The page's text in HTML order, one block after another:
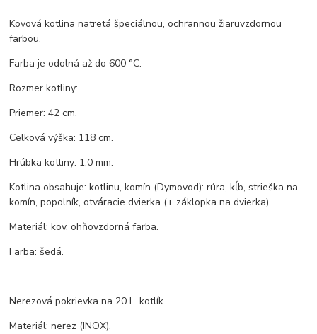
Kovová kotlina natretá špeciálnou, ochrannou žiaruvzdornou
farbou.
Farba je odolná až do 600 °C.
Rozmer kotliny:
Priemer: 42 cm.
Celková výška: 118 cm.
Hrúbka kotliny: 1,0 mm.
Kotlina obsahuje: kotlinu, komín (Dymovod): rúra, kĺb, strieška na
komín, popolník, otváracie dvierka (+ záklopka na dvierka).
Materiál: kov, ohňovzdorná farba.
Farba: šedá.
Nerezová pokrievka na 20 L. kotlík.
Materiál: nerez (INOX).